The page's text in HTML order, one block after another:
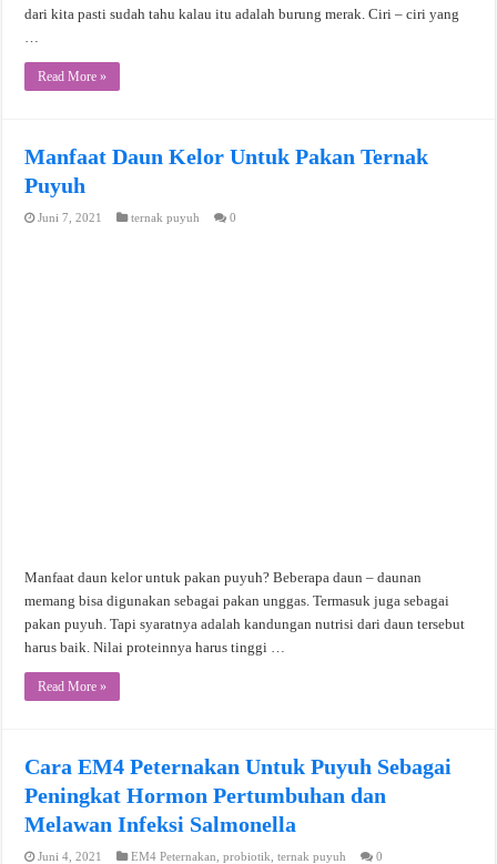
dari kita pasti sudah tahu kalau itu adalah burung merak. Ciri – ciri yang
Read More »
Manfaat Daun Kelor Untuk Pakan Ternak
Puyuh
Juni 7, 2021 ternak puyuh 0
Manfaat daun kelor untuk pakan puyuh? Beberapa daun – daunan
memang bisa digunakan sebagai pakan unggas. Termasuk juga sebagai
pakan puyuh. Tapi syaratnya adalah kandungan nutrisi dari daun tersebut
harus baik. Nilai proteinnya harus tinggi …
Read More »
Cara EM4 Peternakan Untuk Puyuh Sebagai
Peningkat Hormon Pertumbuhan dan
Melawan Infeksi Salmonella
Juni 4, 2021 EM4 Peternakan ,probiotik ,ternak puyuh 0